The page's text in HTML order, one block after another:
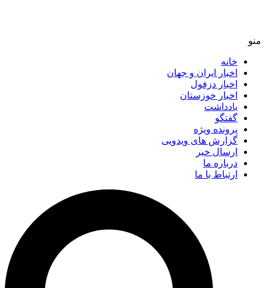
خانه
اخبار ایران و جهان
اخبار دزفول
اخبار خوزستان
یادداشت
گفتگو
پرونده ویژه
گزارش های ویدویی
ارسال خبر
درباره ما
ارتباط با ما